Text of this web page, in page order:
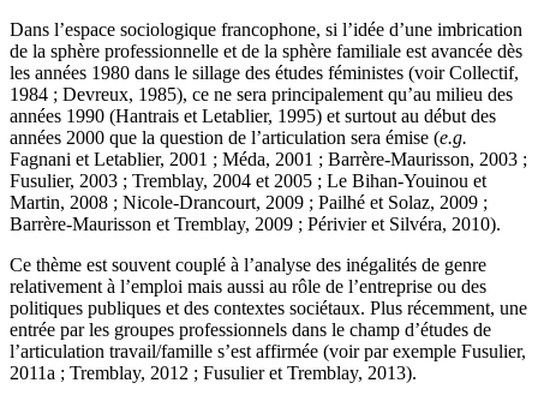
Dans l’espace sociologique francophone, si l’idée d’une imbrication
de la sphère professionnelle et de la sphère familiale est avancée dès
les années 1980 dans le sillage des études féministes (voir Collectif,
1984 ; Devreux, 1985), ce ne sera principalement qu’au milieu des
années 1990 (Hantrais et Letablier, 1995) et surtout au début des
années 2000 que la question de l’articulation sera émise (e.g.
Fagnani et Letablier, 2001 ; Méda, 2001 ; Barrère-Maurisson, 2003 ;
Fusulier, 2003 ; Tremblay, 2004 et 2005 ; Le Bihan-Youinou et
Martin, 2008 ; Nicole-Drancourt, 2009 ; Pailhé et Solaz, 2009 ;
Barrère-Maurisson et Tremblay, 2009 ; Périvier et Silvéra, 2010).
Ce thème est souvent couplé à l’analyse des inégalités de genre
relativement à l’emploi mais aussi au rôle de l’entreprise ou des
politiques publiques et des contextes sociétaux. Plus récemment, une
entrée par les groupes professionnels dans le champ d’études de
l’articulation travail/famille s’est affirmée (voir par exemple Fusulier,
2011a ; Tremblay, 2012 ; Fusulier et Tremblay, 2013).